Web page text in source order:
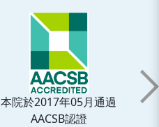
本院於2017年05月通過
AACSB認證